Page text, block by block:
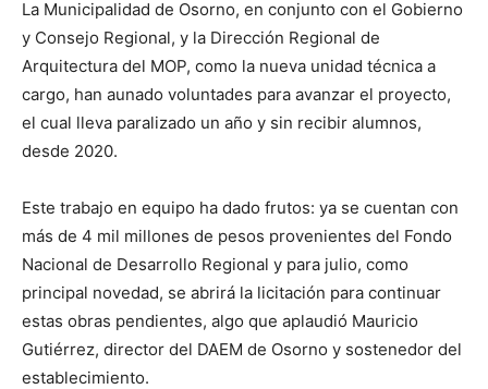
La Municipalidad de Osorno, en conjunto con el Gobierno
y Consejo Regional, y la Dirección Regional de
Arquitectura del MOP, como la nueva unidad técnica a
cargo, han aunado voluntades para avanzar el proyecto,
el cual lleva paralizado un año y sin recibir alumnos,
desde 2020.
Este trabajo en equipo ha dado frutos: ya se cuentan con
más de 4 mil millones de pesos provenientes del Fondo
Nacional de Desarrollo Regional y para julio, como
principal novedad, se abrirá la licitación para continuar
estas obras pendientes, algo que aplaudió Mauricio
Gutiérrez, director del DAEM de Osorno y sostenedor del
establecimiento.